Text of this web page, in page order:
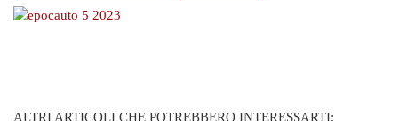
ALTRI ARTICOLI CHE POTREBBERO INTERESSARTI: